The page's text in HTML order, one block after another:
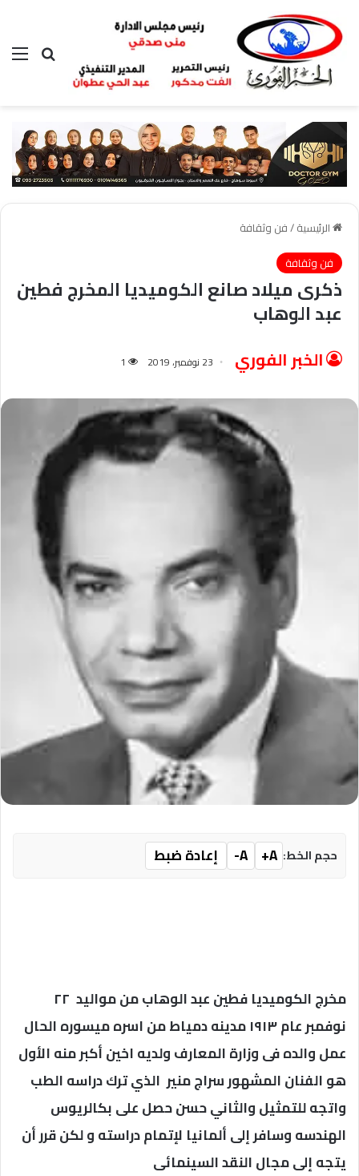
بحث عن
الرئيسية/فن وثقافة
فن وثقافة
ذكرى ميلاد صانع الكوميديا المخرج فطين
عبد الوهاب
الخبر الفوري 23 نوفمبر، 2019 1
حجم الخط: A+
A- إعادة ضبط
مخرج الكوميديا فطين عبد الوهاب من مواليد ٢٢
نوفمبر عام ١٩١٣ مدينه دمياط من اسره ميسوره الحال
عمل والده فى وزارة المعارف ولديه اخين أكبر منه الأول
هو الفنان المشهور سراج منير الذي ترك دراسه الطب
واتجه للتمثيل والثاني حسن حصل على بكالريوس
الهندسه وسافر إلى ألمانيا لإتمام دراسته و لكن قرر أن
يتجه إلى مجال النقد السينمائى